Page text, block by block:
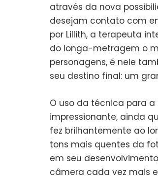
através da nova
desejam contato com
por Lillith, a terapeuta
do longa-metragem o
personagens, é nele
seu destino final: um
O uso da técnica para
impressionante, ainda
fez brilhantemente ao
tons mais quentes da
em seu
câmera cada vez mais